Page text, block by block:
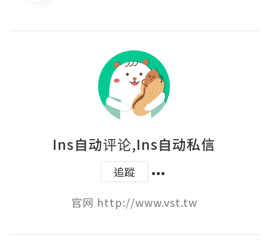
Ins自动评论,Ins自动私信
追蹤
官网 http://www.vst.tw